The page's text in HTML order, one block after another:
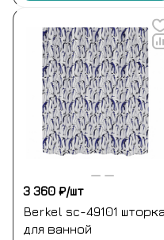
3 360 ₽/шт
Berkel sc-49101 шторка
для ванной